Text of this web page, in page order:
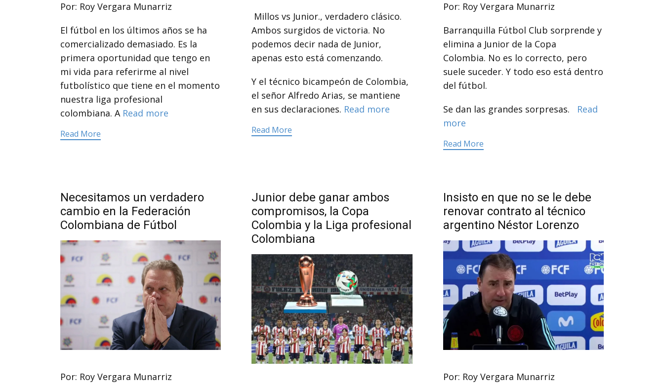
Por: Roy Vergara Munarriz
El fútbol en los últimos años se ha
comercializado demasiado. Es la
primera oportunidad que tengo en
mi vida para referirme al nivel
futbolístico que tiene en el momento
nuestra liga profesional
colombiana. A Read more
Read More
Millos vs Junior., verdadero clásico.
Ambos surgidos de victoria. No
podemos decir nada de Junior,
apenas esto está comenzando.
Y el técnico bicampeón de Colombia,
el señor Alfredo Arias, se mantiene
en sus declaraciones. Read more
Read More
Por: Roy Vergara Munarriz
Barranquilla Fútbol Club sorprende y
elimina a Junior de la Copa
Colombia. No es lo correcto, pero
suele suceder. Y todo eso está dentro
del fútbol.
Se dan las grandes sorpresas. Read
more
Read More
Necesitamos un verdadero
cambio en la Federación
Colombiana de Fútbol
Por: Roy Vergara Munarriz
Junior debe ganar ambos
compromisos, la Copa
Colombia y la Liga profesional
Colombiana
Insisto en que no se le debe
renovar contrato al técnico
argentino Néstor Lorenzo
Por: Roy Vergara Munarriz